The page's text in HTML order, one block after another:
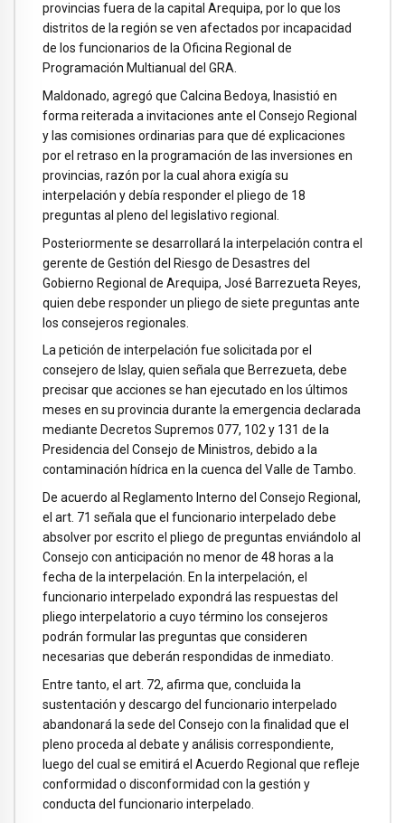
provincias fuera de la capital Arequipa, por lo que los
distritos de la región se ven afectados por incapacidad
de los funcionarios de la Oficina Regional de
Programación Multianual del GRA.
Maldonado, agregó que Calcina Bedoya, Inasistió en
forma reiterada a invitaciones ante el Consejo Regional
y las comisiones ordinarias para que dé explicaciones
por el retraso en la programación de las inversiones en
provincias, razón por la cual ahora exigía su
interpelación y debía responder el pliego de 18
preguntas al pleno del legislativo regional.
Posteriormente se desarrollará la interpelación contra el
gerente de Gestión del Riesgo de Desastres del
Gobierno Regional de Arequipa, José Barrezueta Reyes,
quien debe responder un pliego de siete preguntas ante
los consejeros regionales.
La petición de interpelación fue solicitada por el
consejero de Islay, quien señala que Berrezueta, debe
precisar que acciones se han ejecutado en los últimos
meses en su provincia durante la emergencia declarada
mediante Decretos Supremos 077, 102 y 131 de la
Presidencia del Consejo de Ministros, debido a la
contaminación hídrica en la cuenca del Valle de Tambo.
De acuerdo al Reglamento Interno del Consejo Regional,
el art. 71 señala que el funcionario interpelado debe
absolver por escrito el pliego de preguntas enviándolo al
Consejo con anticipación no menor de 48 horas a la
fecha de la interpelación. En la interpelación, el
funcionario interpelado expondrá las respuestas del
pliego interpelatorio a cuyo término los consejeros
podrán formular las preguntas que consideren
necesarias que deberán respondidas de inmediato.
Entre tanto, el art. 72, afirma que, concluida la
sustentación y descargo del funcionario interpelado
abandonará la sede del Consejo con la finalidad que el
pleno proceda al debate y análisis correspondiente,
luego del cual se emitirá el Acuerdo Regional que refleje
conformidad o disconformidad con la gestión y
conducta del funcionario interpelado.